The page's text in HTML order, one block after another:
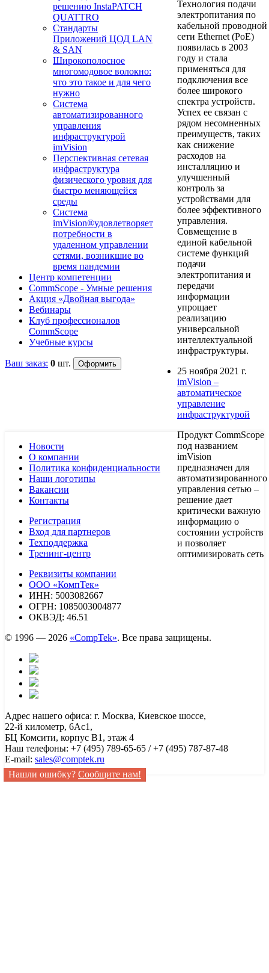
решению InstaPATCH
QUATTRO
Стандарты
Приложений ЦОД LAN
& SAN
Широкополосное
многомодовое волокно:
что это такое и для чего
нужно
Система
автоматизированного
управления
инфраструктурой
imVision
Перспективная сетевая
инфраструктура
физического уровня для
быстро меняющейся
среды
Система
imVision®удовлетворяет
потребности в
удаленном управлении
сетями, возникшие во
время пандемии
Центр компетенции
CommScope - Умные решения
Акция «Двойная выгода»
Вебинары
Клуб профессионалов
CommScope
Учебные курсы
Ваш заказ: 0 шт.
Технология подачи
электропитания по
кабельной проводной
сети Ethernet (PoE)
появилась в 2003
году и стала
применяться для
подключения все
более широкого
спектра устройств.
Успех ее связан с
рядом несомненных
преимуществ, таких
как снижение
расходов на
инсталляцию и
улучшенный
контроль за
устройствами для
более эффективного
управления.
Совмещение в
единой кабельной
системе функций
подачи
электропитания и
передачи
информации
упрощает
реализацию
универсальной
интеллектуальной
инфраструктуры.
25 ноября 2021 г.
imVision –
автоматическое
управление
инфраструктурой
Продукт CommScope
под названием
imVision
предназначен для
автоматизированного
управления сетью –
решение дает
критически важную
информацию о
состоянии устройств
и позволяет
оптимизировать сеть
Новости
О компании
Политика конфиденциальности
Наши логотипы
Вакансии
Контакты
Регистрация
Вход для партнеров
Техподдержка
Тренинг-центр
Реквизиты компании
ООО «КомпТек»
ИНН: 5003082667
ОГРН: 1085003004877
ОКВЭД: 46.51
© 1996 — 2026 «CompTek». Все права защищены.
Адрес нашего офиса: г. Москва, Киевское шоссе,
22-й километр, 6Ас1,
БЦ Комсити, корпус B1, этаж 4
Наш телефоны: +7 (495) 789-65-65 / +7 (495) 787-87-48
E-mail: sales@comptek.ru
Нашли ошибку? Сообщите нам!